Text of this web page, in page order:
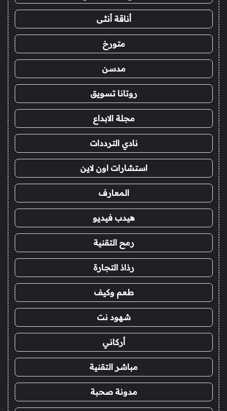
أناقة أنثى
متورخ
مدسن
روتانا تسويق
مجلة الابداع
نادي الترددات
استشارات اون لاين
المعارف
هيدب فيديو
رمح التقنية
رذاذ التجارة
طعم وكيف
شهود نت
أركاني
مباشر التقنية
مدونة صحبة